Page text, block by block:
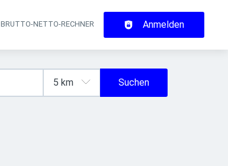
BRUTTO-NETTO-RECHNER Anmelden
Suchen